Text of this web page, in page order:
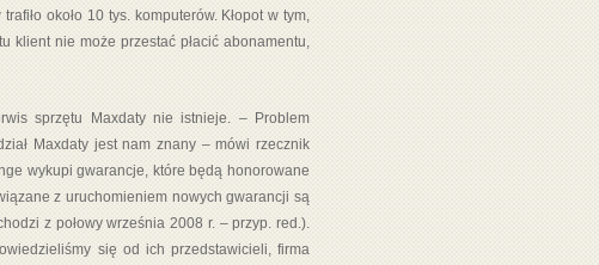
około 10 tys. komputerów. Kłopot w tym,
klient nie może przestać płacić abonamentu,
sprzętu Maxdaty nie istnieje. – Problem
Maxdaty jest nam znany – mówi rzecznik
wykupi gwarancje, które będą honorowane
z uruchomieniem nowych gwarancji są
z połowy września 2008 r. – przyp. red.).
się od ich przedstawicieli, firma